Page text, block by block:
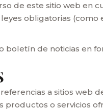
de este sitio web en
obligatorias (como
de noticias en
a sitios web
o servicios